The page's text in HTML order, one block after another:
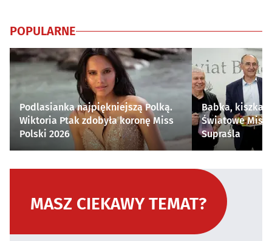
POPULARNE
Podlasianka najpiękniejszą Polką.
Wiktoria Ptak zdobyła koronę Miss
Polski 2026
Babka, kiszka i
Światowe
Supraśla
MASZ CIEKAWY TEMAT?